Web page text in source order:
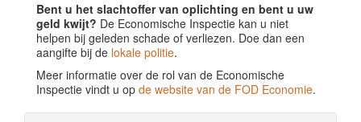
Bent u het slachtoffer van oplichting en bent u uw
geld kwijt? De Economische Inspectie kan u niet
helpen bij geleden schade of verliezen. Doe dan een
aangifte bij de lokale politie.
Meer informatie over de rol van de Economische
Inspectie vindt u op de website van de FOD Economie.